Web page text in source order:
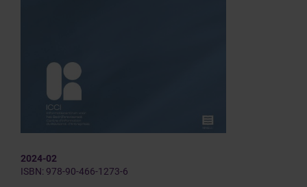
2024-02
ISBN: 978-90-466-1273-6